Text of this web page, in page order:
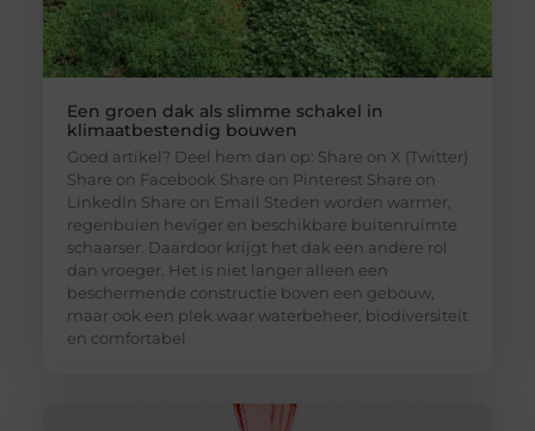
Een groen dak als slimme schakel in
klimaatbestendig bouwen
Goed artikel? Deel hem dan op: Share on X (Twitter)
Share on Facebook Share on Pinterest Share on
LinkedIn Share on Email Steden worden warmer,
regenbuien heviger en beschikbare buitenruimte
schaarser. Daardoor krijgt het dak een andere rol
dan vroeger. Het is niet langer alleen een
beschermende constructie boven een gebouw,
maar ook een plek waar waterbeheer, biodiversiteit
en comfortabel